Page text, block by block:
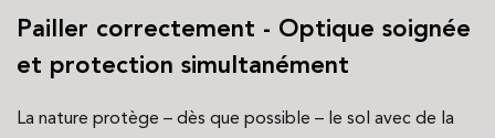
Pailler correctement - Optique soignée
et protection simultanément
La nature protège – dès que possible – le sol avec de la